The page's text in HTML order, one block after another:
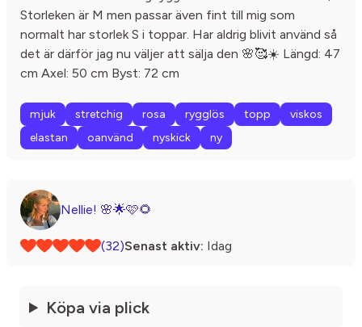
Storleken är M men passar även fint till mig som
normalt har storlek S i toppar. Har aldrig blivit använd så
det är därför jag nu väljer att sälja den 🌸🥰☀️ Längd: 47
cm Axel: 50 cm Byst: 72 cm
mjuk stretchig rosa rygglös topp
viskos
elastan
oanvänd nyskick ny
Nellie! 🌸🌟🩷🌻
(32)Senast aktiv: Idag
Köpa via plick